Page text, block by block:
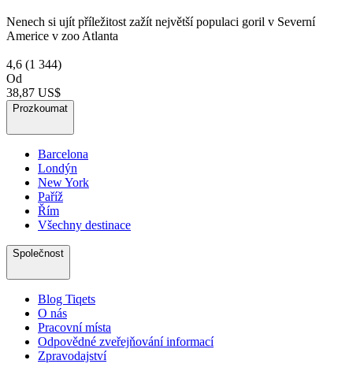
Nenech si ujít příležitost zažít největší populaci goril v Severní
Americe v zoo Atlanta
4,6 (1 344)
Od
38,87 US$
Prozkoumat
Barcelona
Londýn
New York
Paříž
Řím
Všechny destinace
Společnost
Blog Tiqets
O nás
Pracovní místa
Odpovědné zveřejňování informací
Zpravodajství